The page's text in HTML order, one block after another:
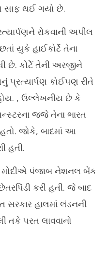
સાફ થઈ ગયો છે.
રોકવાની અપીલ
યુકે હાઈકોર્ટે તેના
છે. કોર્ટે તેની અરજીને
પ્રત્યાર્પણ કોઈપણ રીતે
, ઉલ્લેખનીય છે કે
જજે તેના ભારત
જોકે, બાદમાં આ
હતી.
પંજાબ નેશનલ બેંક
કરી હતી. જે બાદ
સરકાર હાલમાં લંડનની
તકે પરત લાવવાનો